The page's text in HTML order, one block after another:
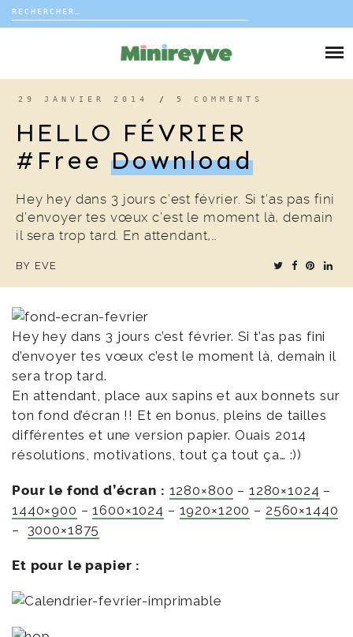
Rechercher :
DÉCO
COUP DE COEUR
EDITORIAL
29 JANVIER 2014 / 5 COMMENTS
HELLO FÉVRIER
#freeDownload
Hey hey dans 3 jours c’est février. Si t’as pas fini
d’envoyer tes vœux c’est le moment là, demain
il sera trop tard. En attendant,…
BY EVE
Hey hey dans 3 jours c’est février. Si t’as pas fini
d’envoyer tes vœux c’est le moment là, demain il
sera trop tard.
En attendant, place aux sapins et aux bonnets sur
ton fond d’écran !! Et en bonus, pleins de tailles
différentes et une version papier. Ouais 2014
résolutions, motivations, tout ça tout ça… :))
Pour le fond d’écran : 1280×800 – 1280×1024 –
1440×900 –1600×1024 – 1920×1200 – 2560×1440
– 3000×1875
Et pour le papier :